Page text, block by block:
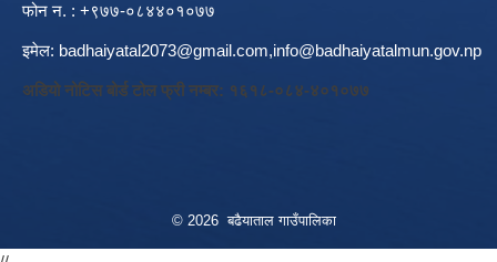
फोन न. : +९७७-०८४४०१०७७
इमेल: badhaiyatal2073@gmail.com,info@badhaiyatalmun.gov.np
अडियो नोटिस बोर्ड टोल फ्री नम्बर: १६१८-०८४-४०१०७७
© 2026 बढैयाताल गाउँपालिका